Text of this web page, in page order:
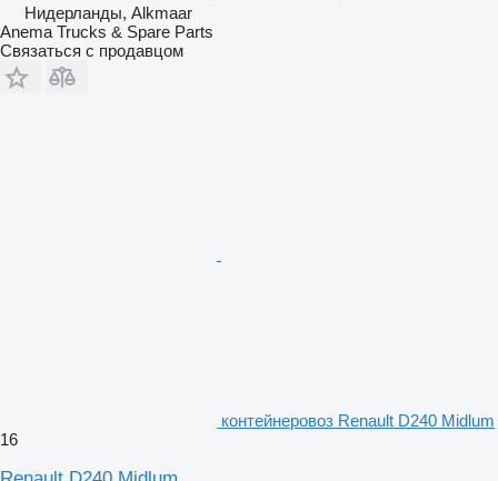
Нидерланды, Alkmaar
Anema Trucks & Spare Parts
Связаться с продавцом
контейнеровоз Renault D240 Midlum
16